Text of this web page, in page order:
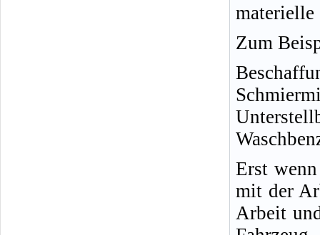
materielle
Zum
Erst
mit der
Arbeit